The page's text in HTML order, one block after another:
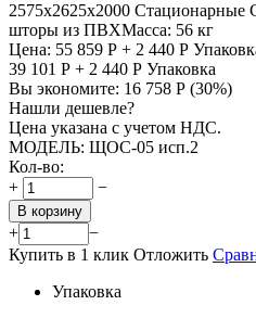
2575х2625х2000 Стационарные
шторы из ПВХМасса: 56 кг
Цена: 55 859 Р + 2 440 Р
39 101 Р + 2 440 Р Упаковка
Вы экономите: 16 758 Р (30%)
Нашли дешевле?
Цена указана с учетом НДС.
МОДЕЛЬ: ЩОС-05 исп.2
Кол-во:
+
−
В корзину
+
−
Купить в 1 клик Отложить
Упаковка